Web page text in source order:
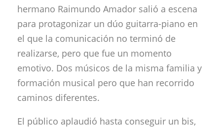
hermano Raimundo Amador salió a escena
para protagonizar un dúo guitarra-piano en
el que la comunicación no terminó de
realizarse, pero que fue un momento
emotivo. Dos músicos de la misma familia y
formación musical pero que han recorrido
caminos diferentes.
El público aplaudió hasta conseguir un bis,